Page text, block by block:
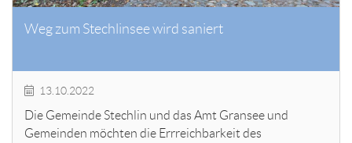
Weg zum Stechlinsee wird saniert
13.10.2022
Die Gemeinde Stechlin und das Amt Gransee und
Gemeinden möchten die Errreichbarkeit des